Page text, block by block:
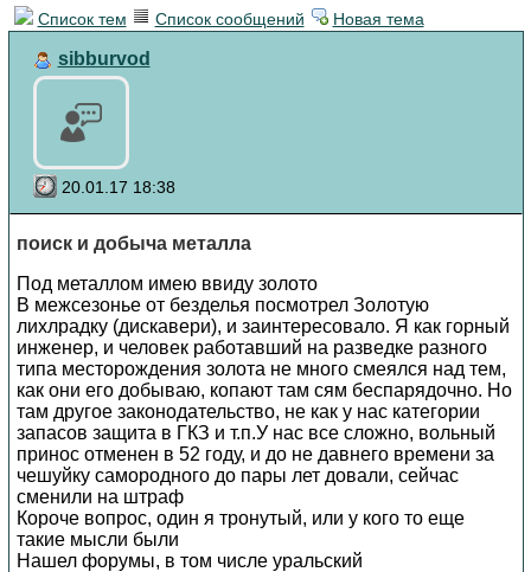
Список тем Список сообщений Новая тема
sibburvod
20.01.17 18:38
поиск и добыча металла
Под металлом имею ввиду золото
В межсезонье от безделья посмотрел Золотую
лихлрадку (дискавери), и заинтересовало. Я как горный
инженер, и человек работавший на разведке разного
типа месторождения золота не много смеялся над тем,
как они его добываю, копают там сям беспарядочно. Но
там другое законодательство, не как у нас категории
запасов защита в ГКЗ и т.п.У нас все сложно, вольный
принос отменен в 52 году, и до не давнего времени за
чешуйку самородного до пары лет довали, сейчас
сменили на штраф
Короче вопрос, один я тронутый, или у кого то еще
такие мысли были
Нашел форумы, в том числе уральский